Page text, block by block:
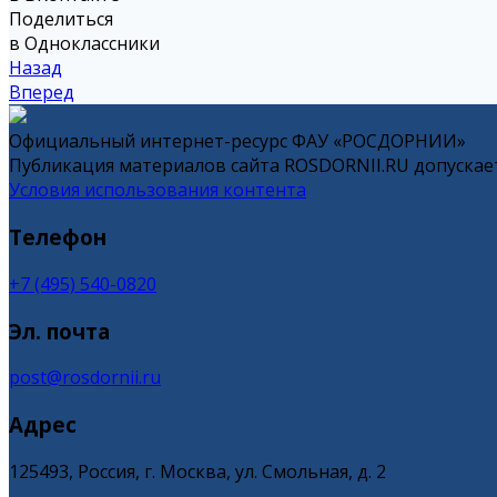
Поделиться
в Одноклассники
Назад
Вперед
Официальный интернет-ресурс ФАУ «РОСДОРНИИ»
Публикация материалов сайта ROSDORNII.RU
Условия использования контента
Телефон
+7 (495) 540-0820
Эл. почта
post@rosdornii.ru
Адрес
125493, Россия, г. Москва, ул. Смольная, д. 2